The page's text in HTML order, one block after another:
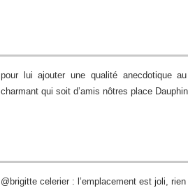
pour lui ajouter une qualité anecdotique
charmant qui soit d’amis nôtres place
@brigitte celerier : l’emplacement est joli,